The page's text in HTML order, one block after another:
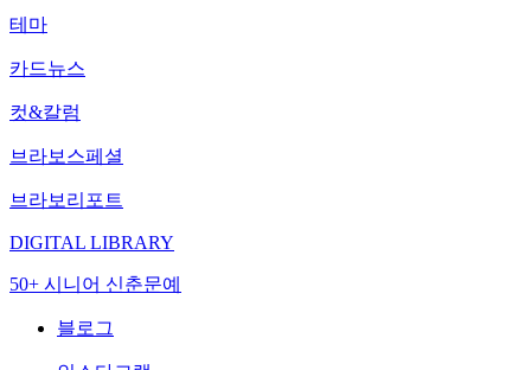
테마
카드뉴스
컷&칼럼
브라보스페셜
브라보리포트
DIGITAL LIBRARY
50+ 시니어 신춘문예
블로그